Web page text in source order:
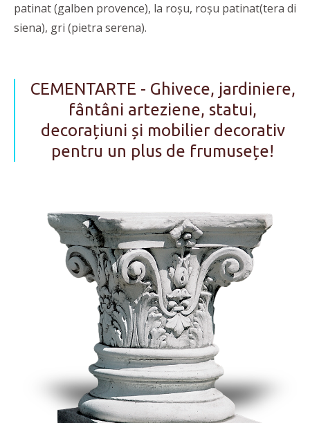
patinat (galben provence), la roșu, roșu patinat(tera di
siena), gri (pietra serena).
CEMENTARTE - Ghivece, jardiniere,
fântâni arteziene, statui,
decorațiuni și mobilier decorativ
pentru un plus de frumusețe!